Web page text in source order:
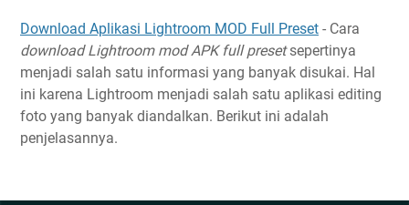
Download Aplikasi Lightroom MOD Full Preset - Cara
download Lightroom mod APK full presetsepertinya
menjadi salah satu informasi yang banyak disukai. Hal
ini karena Lightroom menjadi salah satu aplikasi editing
foto yang banyak diandalkan. Berikut ini adalah
penjelasannya.